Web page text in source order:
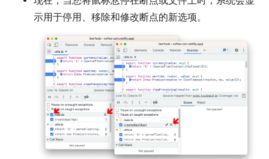
示用于停用、移除和修改断点的新选项。